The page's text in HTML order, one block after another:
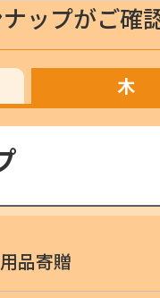
ップがご確
木
品寄贈